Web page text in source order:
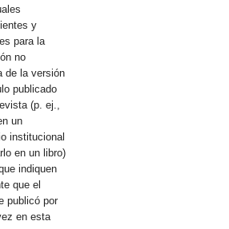
y
para la
no
de la versión
publicado
(p. ej.,
un
institucional
en un libro)
indiquen
que el
publicó por
en esta